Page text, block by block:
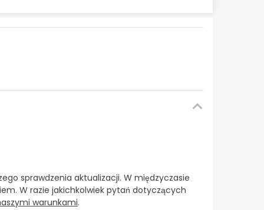
sprawdzenia aktualizacji. W międzyczasie
W razie jakichkolwiek pytań dotyczących
warunkami.